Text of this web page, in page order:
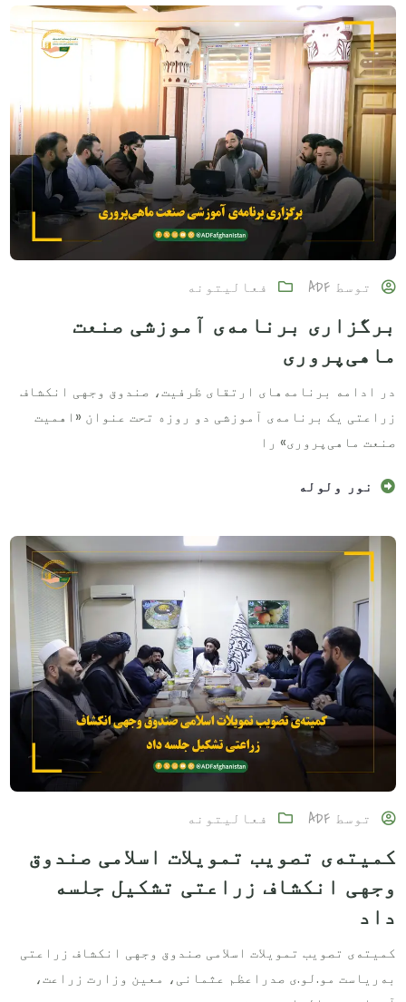
توسطADF فعالیتونه
برگزاری برنامه‌ی آموزشی صنعت
ماهی‌پروری
در ادامه برنامه‌های ارتقای ظرفیت، صندوق وجهی انکشاف
زراعتی یک برنامه‌ی آموزشی دو روزه تحت عنوان «اهمیت
صنعت ماهی‌پروری» را
نور ولوله
توسطADF فعالیتونه
کمیته‌ی تصویب تمویلات اسلامی صندوق
وجهی انکشاف زراعتی تشکیل جلسه
داد
کمیته‌ی تصویب تمویلات اسلامی صندوق وجهی انکشاف زراعتی
به‌ریاست مو.لو.ی صدراعظم عثمانی، معین وزارت زراعت،